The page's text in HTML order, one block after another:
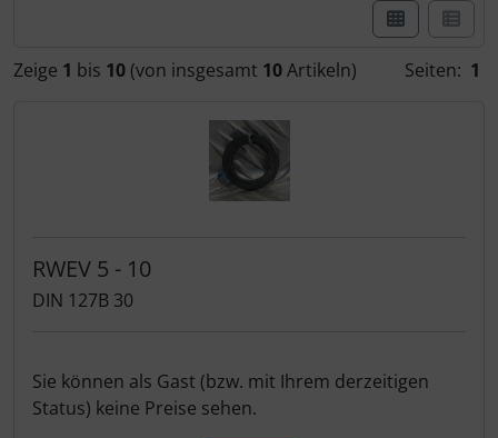
Zeige 1 bis 10 (von insgesamt 10Artikeln) Seiten: 1
RWEV 5 - 10
DIN 127B 30
Sie können als Gast (bzw. mit Ihrem derzeitigen
Status) keine Preise sehen.